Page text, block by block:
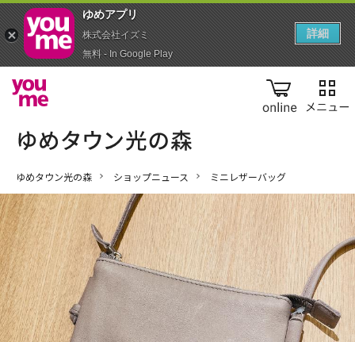
online
ゆめタウン光の森 ショップニュース ミニレザーバッグ
ゆめアプ‪リ‬
株式会社イズミ
無料 - In Google Play
詳細